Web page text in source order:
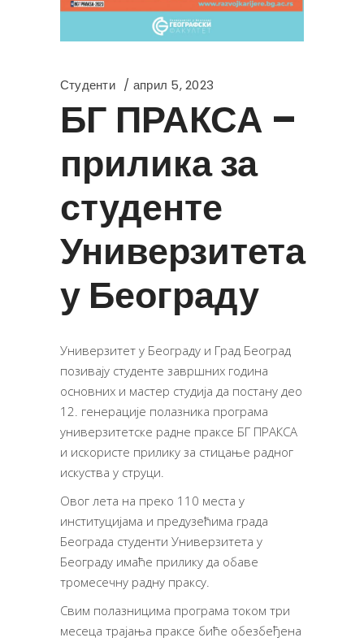
Студенти април 5, 2023
БГ ПРАКСА –
прилика за
студенте
Универзитета
у Београду
Универзитет у Београду и Град Београд
позивају студенте завршних година
основних и мастер студија да постану део
12. генерације полазника програма
универзитетске радне праксе БГ ПРАКСА
и искористе прилику за стицање радног
искуства у струци.
Овог лета на преко 110 места у
институцијама и предузећима града
Београда студенти Универзитета у
Београду имаће прилику да обаве
тромесечну радну праксу.
Свим полазницима програма током три
месеца трајања праксе биће обезбеђена